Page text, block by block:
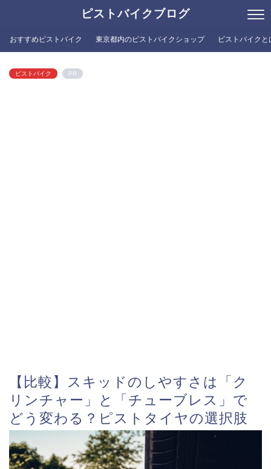
ピストバイクブログ
おすすめピストバイク 東京都内のピストバイクショップ ピストバイクと
ピストバイク PR
【比較】スキッドのしやすさは「ク
リンチャー」と「チューブレス」で
どう変わる？ピストタイヤの選択肢